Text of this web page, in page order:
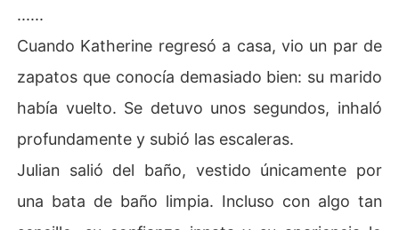
......
Cuando Katherine regresó a casa, vio un par de
zapatos que conocía demasiado bien: su marido
había vuelto. Se detuvo unos segundos, inhaló
profundamente y subió las escaleras.
Julian salió del baño, vestido únicamente por
una bata de baño limpia. Incluso con algo tan